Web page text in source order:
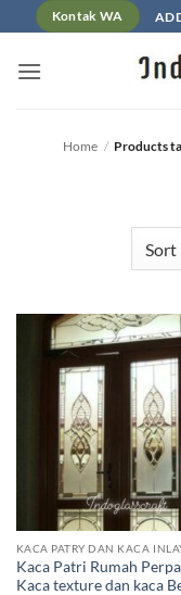
to
content
Kontak WA
Home / Products
KACA PATRY DAN KACA
Kaca Patri Rumah
Kaca texture dan kaca